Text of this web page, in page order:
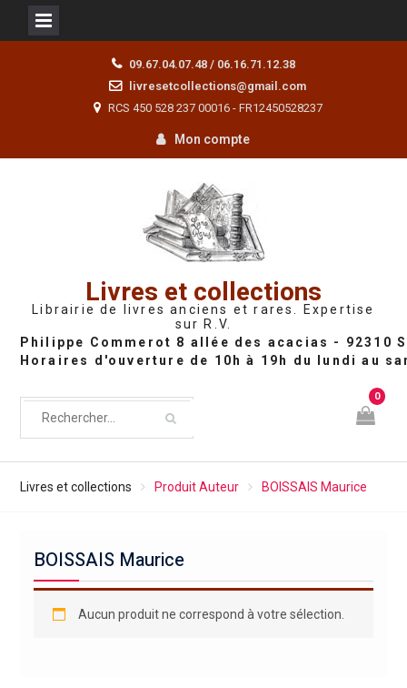
09.67.04.07.48 / 06.16.71.12.38
livresetcollections@gmail.com
RCS 450 528 237 00016 - FR12450528237
Mon compte
Livres et collections
Librairie de livres anciens et rares. Expertise
sur R.V.
0
Livres et collections Produit Auteur BOISSAIS Maurice
BOISSAIS Maurice
Aucun produit ne correspond à votre sélection.